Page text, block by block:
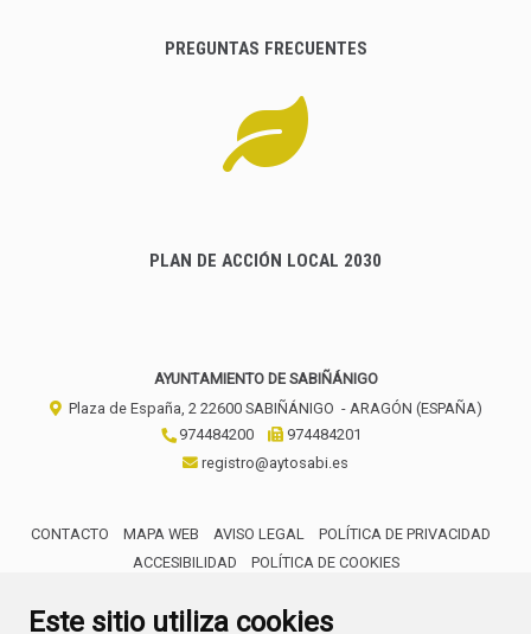
Este sitio utiliza cookies
PREGUNTAS FRECUENTES
PLAN DE ACCIÓN LOCAL 2030
AYUNTAMIENTO DE SABIÑÁNIGO
Plaza de España, 2 22600 SABIÑÁNIGO - ARAGÓN (ESPAÑA)
974484200
974484201
registro@aytosabi.es
CONTACTO MAPA WEB AVISO LEGAL
POLÍTICA DE PRIVACIDAD
ACCESIBILIDAD
POLÍTICA DE COOKIES